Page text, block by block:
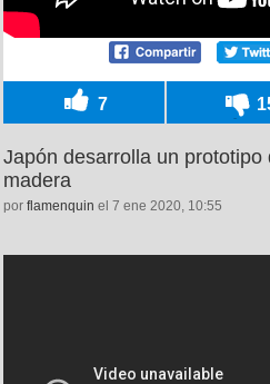
7
Japón desarrolla un prototipo
madera
por flamenquin el 7 ene 2020, 10:55